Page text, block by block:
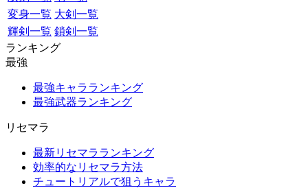
変身一覧 大剣一覧
輝剣一覧 鎖剣一覧
ランキング
最強
最強キャラランキング
最強武器ランキング
リセマラ
最新リセマラランキング
効率的なリセマラ方法
チュートリアルで狙うキャラ